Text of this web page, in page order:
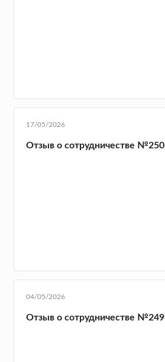
17/05/2026
Отзыв о сотрудничестве №250
04/05/2026
Отзыв о сотрудничестве №249